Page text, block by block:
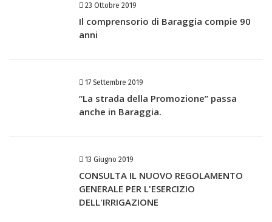
23 Ottobre 2019
Il comprensorio di Baraggia compie 90
anni
17 Settembre 2019
“La strada della Promozione” passa
anche in Baraggia.
13 Giugno 2019
CONSULTA IL NUOVO REGOLAMENTO
GENERALE PER L'ESERCIZIO
DELL'IRRIGAZIONE